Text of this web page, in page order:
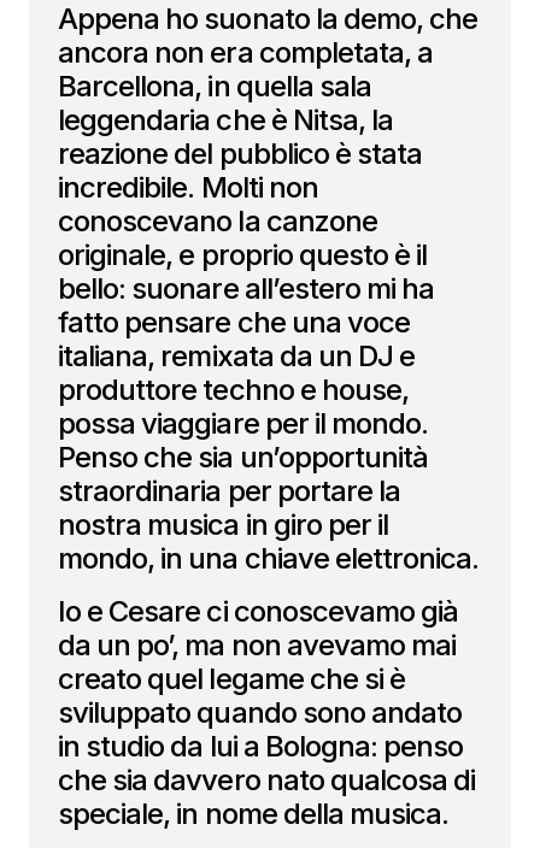
Appena ho suonato la demo, che
ancora non era completata, a
Barcellona, in quella sala
leggendaria che è Nitsa, la
reazione del pubblico è stata
incredibile. Molti non
conoscevano la canzone
originale, e proprio questo è il
bello: suonare all’estero mi ha
fatto pensare che una voce
italiana, remixata da un DJ e
produttore techno e house,
possa viaggiare per il mondo.
Penso che sia un’opportunità
straordinaria per portare la
nostra musica in giro per il
mondo, in una chiave elettronica.
Io e Cesare ci conoscevamo già
da un po’, ma non avevamo mai
creato quel legame che si è
sviluppato quando sono andato
in studio da lui a Bologna: penso
che sia davvero nato qualcosa di
speciale, in nome della musica.